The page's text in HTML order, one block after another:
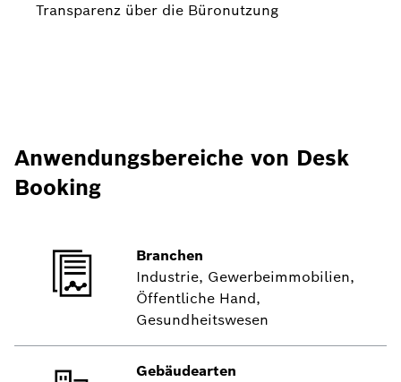
Transparenz über die Büronutzung
Anwendungsbereiche von Desk
Booking
Branchen
Industrie, Gewerbeimmobilien,
Öffentliche Hand,
Gesundheitswesen
Gebäudearten